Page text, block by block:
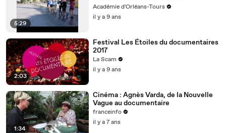
5:29
29/05/2017
Académie d'Orléans-Tours
il y a 9 ans
2:03
Festival Les Étoiles du documentaires
2017
La Scam
il y a 9 ans
1:34
Cinéma : Agnès Varda, de la Nouvelle
Vague au documentaire
franceinfo
il y a 7 ans